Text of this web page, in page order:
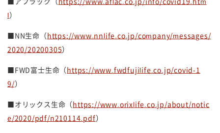
l）
■NN生命（https://www.nnlife.co.jp/company/messages/
2020/20200305）
■FWD富士生命（https://www.fwdfujilife.co.jp/covid-1
9/）
■オリックス生命（https://www.orixlife.co.jp/about/notic
e/2020/pdf/n210114.pdf）